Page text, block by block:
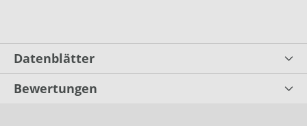
Datenblätter
Bewertungen